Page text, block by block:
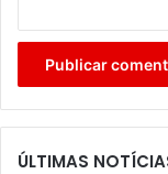
ÚLTIMAS